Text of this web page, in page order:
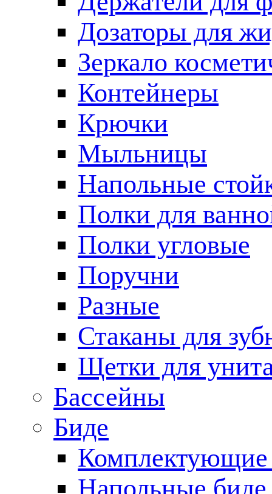
Дозаторы для
Зеркало
Контейнеры
Крючки
Мыльницы
Напольные
Полки для
Полки угловые
Поручни
Разные
Стаканы для
Щетки для
Бассейны
Биде
Комплектующие
Напольные биде